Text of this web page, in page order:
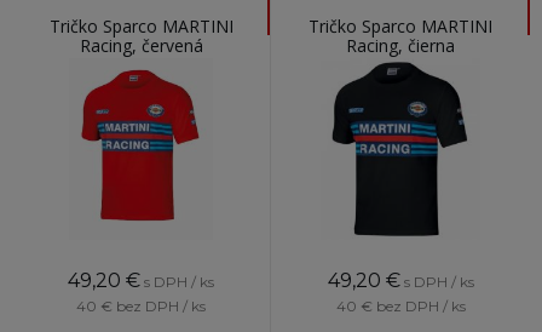
Tričko Sparco MARTINI
Racing, červená
49,20 € s DPH / ks
40 € bez DPH / ks
Tričko Sparco MARTINI
Racing, čierna
49,20 € s DPH / ks
40 € bez DPH / ks